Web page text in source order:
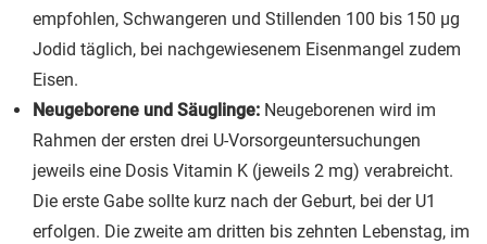
empfohlen, Schwangeren und Stillenden 100 bis 150 µg
Jodid täglich, bei nachgewiesenem Eisenmangel zudem
Eisen.
Neugeborene und Säuglinge: Neugeborenen wird im
Rahmen der ersten drei U-Vorsorgeuntersuchungen
jeweils eine Dosis Vitamin K (jeweils 2 mg) verabreicht.
Die erste Gabe sollte kurz nach der Geburt, bei der U1
erfolgen. Die zweite am dritten bis zehnten Lebenstag, im